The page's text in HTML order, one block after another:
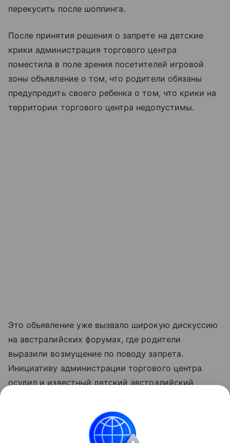
перекусить после шоппинга.
После принятия решения о запрете на детские
крики администрация торгового центра
поместила в поле зрения посетителей игровой
зоны объявление о том, что родители обязаны
предупредить своего ребенка о том, что крики на
территории торгового центра недопустимы.
Это объявление уже вызвало широкую дискуссию
на австралийских форумах, где родители
выразили возмущение по поводу запрета.
Инициативу администрации торгового центра
осудил и известный детский австралийский
юридической силы подобный запрет не имеет, а
лишь демонстрирует возросшую в современном
обществе нетерпимость и эгоистичность.